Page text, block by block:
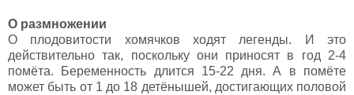
О размножении
О плодовитости хомячков ходят легенды. И это
действительно так, поскольку они приносят в год 2-4
помёта. Беременность длится 15-22 дня. А в помёте
может быть от 1 до 18 детёнышей, достигающих половой